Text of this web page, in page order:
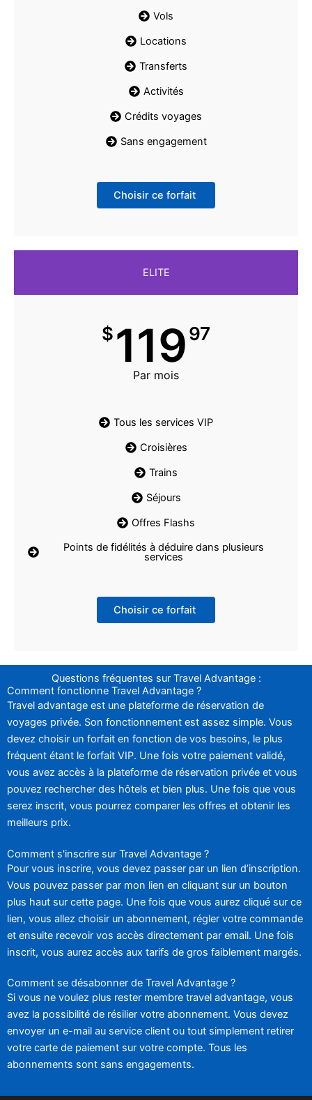
Vols
Locations
Transferts
Activités
Crédits voyages
Sans engagement
Choisir ce forfait
ELITE
$11997
Par mois
Tous les services VIP
Croisières
Trains
Séjours
Offres Flashs
Points de fidélités à déduire dans plusieurs
services
Choisir ce forfait
Questions fréquentes sur Travel Advantage :
Comment fonctionne Travel Advantage ?
Travel advantage est une plateforme de réservation de
voyages privée. Son fonctionnement est assez simple. Vous
devez choisir un forfait en fonction de vos besoins, le plus
fréquent étant le forfait VIP. Une fois votre paiement validé,
vous avez accès à la plateforme de réservation privée et vous
pouvez rechercher des hôtels et bien plus. Une fois que vous
serez inscrit, vous pourrez comparer les offres et obtenir les
meilleurs prix.
Comment s'inscrire sur Travel Advantage ?
Pour vous inscrire, vous devez passer par un lien d’inscription.
Vous pouvez passer par mon lien en cliquant sur un bouton
plus haut sur cette page. Une fois que vous aurez cliqué sur ce
lien, vous allez choisir un abonnement, régler votre commande
et ensuite recevoir vos accès directement par email. Une fois
inscrit, vous aurez accès aux tarifs de gros faiblement margés.
Comment se désabonner de Travel Advantage ?
Si vous ne voulez plus rester membre travel advantage, vous
avez la possibilité de résilier votre abonnement. Vous devez
envoyer un e-mail au service client ou tout simplement retirer
votre carte de paiement sur votre compte. Tous les
abonnements sont sans engagements.